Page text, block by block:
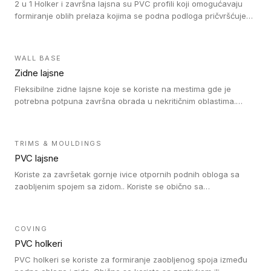
2 u 1 Holker i završna lajsna su PVC profili koji omogućavaju
formiranje oblih prelaza kojima se podna podloga pričvršćuje
WALL BASE
Zidne lajsne
Fleksibilne zidne lajsne koje se koriste na mestima gde je
potrebna potpuna završna obrada u nekritičnim oblastima.
TRIMS & MOULDINGS
PVC lajsne
Koriste za završetak gornje ivice otpornih podnih obloga sa
zaobljenim spojem sa zidom.. Koriste se obično sa
rešenje).
COVING
PVC holkeri
PVC holkeri se koriste za formiranje zaobljenog spoja između